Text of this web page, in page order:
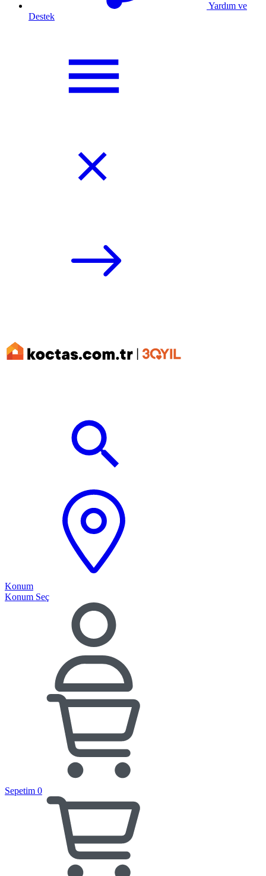
Yardım ve
Destek
Konum
Konum Seç
Sepetim 0